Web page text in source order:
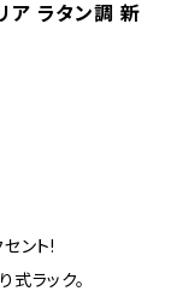
ア ラタン調 新
ント!
ラック。